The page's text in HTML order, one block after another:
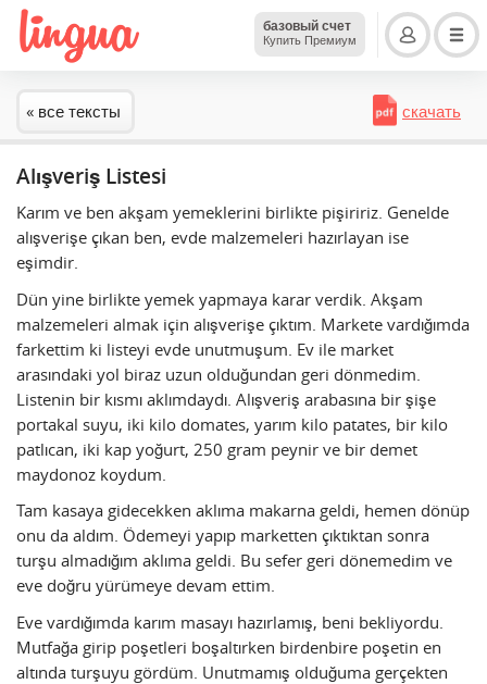
базовый счет
Купить Премиум
« все тексты скачать
Alışveriş Listesi
Karım ve ben akşam yemeklerini birlikte pişiririz. Genelde
alışverişe çıkan ben, evde malzemeleri hazırlayan ise
eşimdir.
Dün yine birlikte yemek yapmaya karar verdik. Akşam
malzemeleri almak için alışverişe çıktım. Markete vardığımda
farkettim ki listeyi evde unutmuşum. Ev ile market
arasındaki yol biraz uzun olduğundan geri dönmedim.
Listenin bir kısmı aklımdaydı. Alışveriş arabasına bir şişe
portakal suyu, iki kilo domates, yarım kilo patates, bir kilo
patlıcan, iki kap yoğurt, 250 gram peynir ve bir demet
maydonoz koydum.
Tam kasaya gidecekken aklıma makarna geldi, hemen dönüp
onu da aldım. Ödemeyi yapıp marketten çıktıktan sonra
turşu almadığım aklıma geldi. Bu sefer geri dönemedim ve
eve doğru yürümeye devam ettim.
Eve vardığımda karım masayı hazırlamış, beni bekliyordu.
Mutfağa girip poşetleri boşaltırken birdenbire poşetin en
altında turşuyu gördüm. Unutmamış olduğuma gerçekten